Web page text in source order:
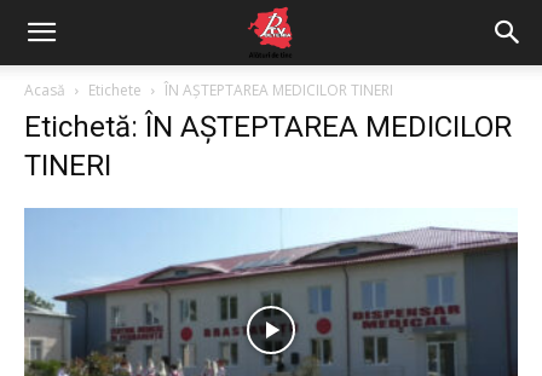
Acasă Etichete ÎN AȘTEPTAREA MEDICILOR TINERI
Etichetă: ÎN AȘTEPTAREA MEDICILOR
TINERI